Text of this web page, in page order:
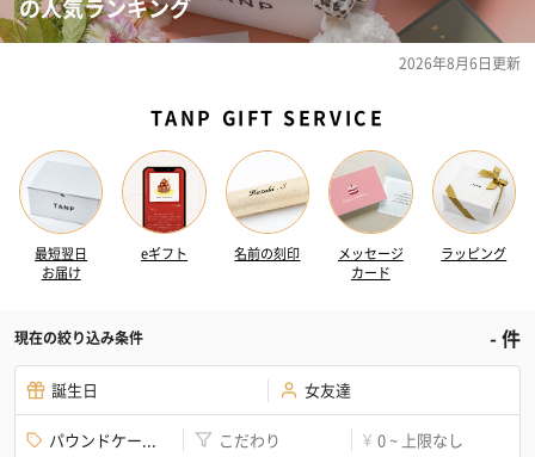
の人気ランキング
2026年8月6日更新
TANP GIFT SERVICE
最短翌日
お届け
eギフト 名前の刻印
メッセージ
カード
ラッピング
現在の絞り込み条件 -件
誕生日 女友達
パウンドケー... こだわり ¥ 0 ~ 上限なし